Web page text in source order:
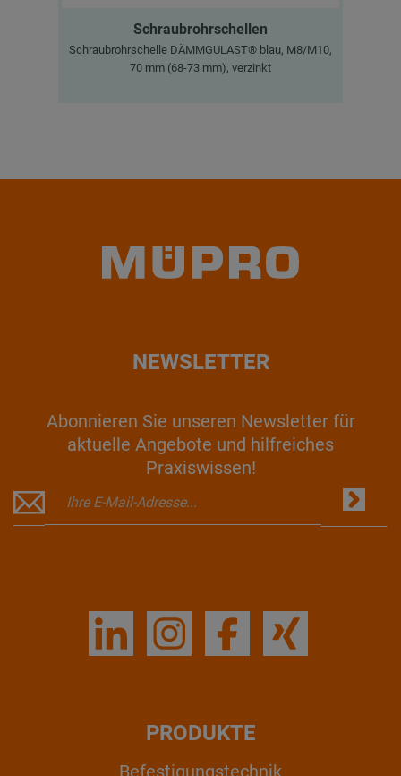
Schraubrohrschellen
Schraubrohrschelle DÄMMGULAST® blau, M8/M10,
70 mm (68-73 mm), verzinkt
NEWSLETTER
Abonnieren Sie unseren Newsletter für
aktuelle Angebote und hilfreiches
Praxiswissen!
PRODUKTE